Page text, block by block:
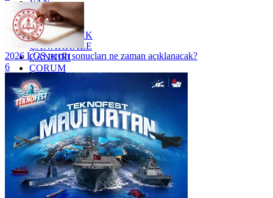
YALOVA
YOZGAT
ZONGULDAK
ÇANAKKALE
ÇANKIRI
ÇORUM
İSTANBUL
İZMİR
ŞANLIURFA
ŞIRNAK
2026 LGS tercih sonuçları ne zaman açıklanacak?
6